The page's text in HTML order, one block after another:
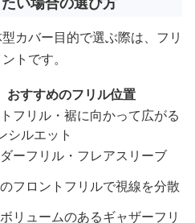
カバー目的で選ぶ際は、フリ
トです。
おすすめのフリル位置
フリル・裾に向かって広がる
シルエット
ーフリル・フレアスリーブ
フロントフリルで視線を分散
リュームのあるギャザーフリ